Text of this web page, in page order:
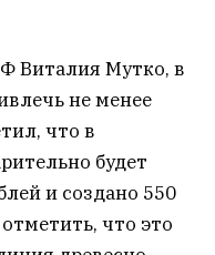
Виталия Мутко, в
не менее
что в
будет
и создано 550
что это